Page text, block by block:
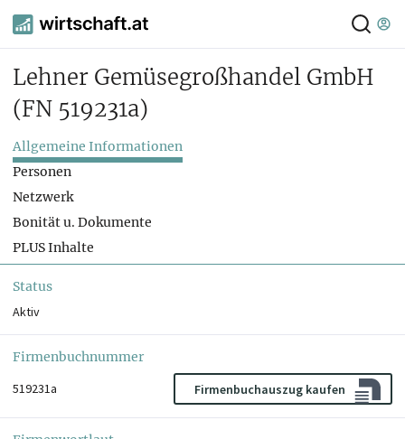
Lehner Gemüsegroßhandel GmbH
(FN 519231a)
Allgemeine Informationen
Personen
Netzwerk
Bonität u. Dokumente
PLUS Inhalte
Status
Aktiv
Firmenbuchnummer
519231a
Firmenbuchauszug kaufen